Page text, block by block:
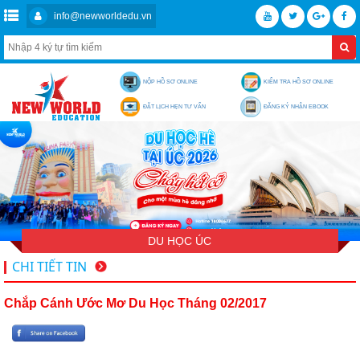
info@newworldedu.vn
NỘP HỒ SƠ ONLINE KIỂM TRA HỒ SƠ ONLINE
ĐẶT LỊCH HẸN TƯ VẤN ĐĂNG KÝ NHẬN EBOOK
DU HỌC ÚC
CHI TIẾT TIN
Chắp Cánh Ước Mơ Du Học Tháng 02/2017